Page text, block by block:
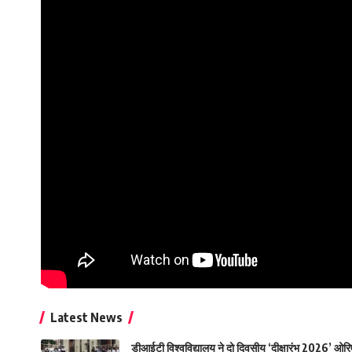
Latest News
डीआईटी विश्वविद्यालय ने दो दिवसीय ‘दीक्षारंभ 2026’